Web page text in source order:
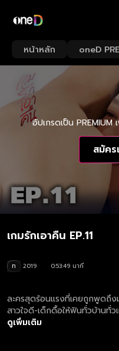
หน้าหลัก oneD
อัปเกรดเป็น
สมัค
เกมรักเอาคืน EP.11
ท 2019
0:53:49 นาที
ละครสุดร้อนแรงที่เคยถูกพูดถึ
สาวใจดี-เด็กดื้อให้ฟินทั่วบ้านทั่ว
สมบูรณ์แบบราวกับเทพนิยาย จ
ดูเพิ่มเติม